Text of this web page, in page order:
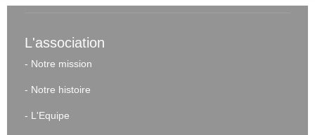
L'association
- Notre mission
- Notre histoire
- L'Equipe